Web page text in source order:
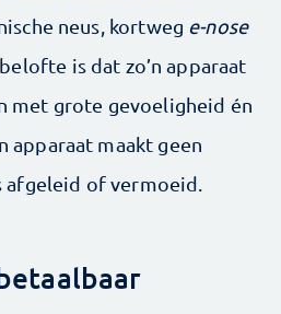
neus, kortweg e-nose
is dat zo’n apparaat
met grote gevoeligheid én
apparaat maakt geen
of vermoeid.